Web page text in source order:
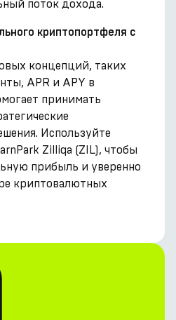
поток дохода.
криптопортфеля с
концепций, таких
APR и APY в
принимать
Используйте
Zilliqa (ZIL), чтобы
прибыль и уверенно
криптовалютных